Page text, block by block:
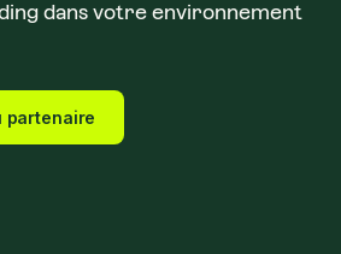
dans votre environnement
partenaire